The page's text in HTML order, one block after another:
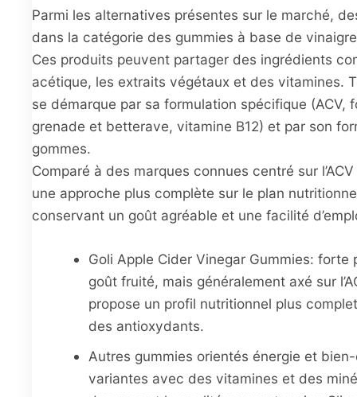
Parmi les alternatives présentes sur le marché,
dans la catégorie des gummies à base de
Ces produits peuvent partager des ingrédients
acétique, les extraits végétaux et des vitamines.
se démarque par sa formulation spécifique (ACV,
grenade et betterave, vitamine B12) et par son
gommes.
Comparé à des marques connues centré sur
une approche plus complète sur le plan
conservant un goût agréable et une facilité
Goli Apple Cider Vinegar Gummies: forte
goût fruité, mais généralement axé sur
propose un profil nutritionnel plus
des antioxydants.
Autres gummies orientés énergie et
variantes avec des vitamines et des